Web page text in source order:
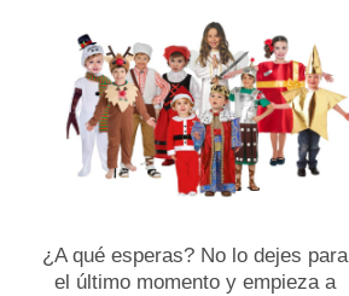
¿A qué esperas? No lo dejes para
el último momento y empieza a